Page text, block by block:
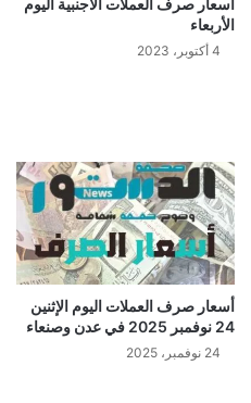
أسعار صرف العملات الأجنبية اليوم
الأربعاء
4 أكتوبر، 2023
أسعار صرف العملات اليوم الإثنين
24 نوفمبر 2025 في عدن وصنعاء
24 نوفمبر، 2025